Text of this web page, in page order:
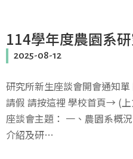
114學年度農園系
2025-08-12
研究所新生座談會開會通知
請假 請按這裡 學校首頁→ (
座談會主題： 一、農園系概
介紹及研…